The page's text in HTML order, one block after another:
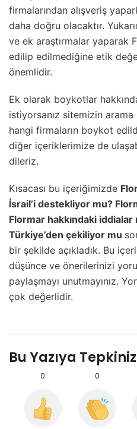
firmalarından alışveriş
daha doğru olacaktır.
ve ek araştırmalar yaparak
edilip edilmediğine etik
önemlidir.
Ek olarak boykotlar
istiyorsanız sitemizin arama
hangi firmaların boykot
diğer içeriklerimize de
dileriz.
Kısacası bu içeriğimizde
İsrail’i destekliyor mu?
Flormar hakkındaki
Türkiye’den çekiliyor mu
bir şekilde açıkladık. Bu
düşünce ve önerilerinizi
paylaşmayı unutmayınız.
çok değerlidir.
Bu Yazıya
0 0